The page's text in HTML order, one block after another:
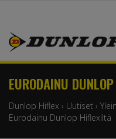
EURODAINU
Dunlop Hiflex › Uutiset ›
Eurodainu Dunlop Hiflexiltä